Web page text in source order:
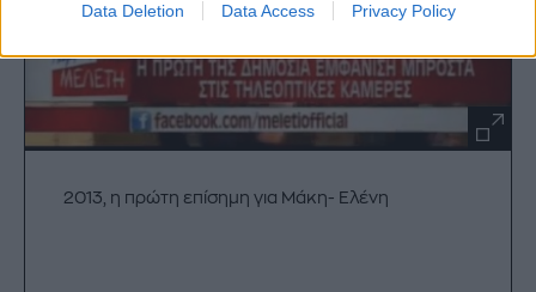
Data Deletion Data Access Privacy Policy
2013, η πρώτη επίσημη για Μάκη- Ελένη